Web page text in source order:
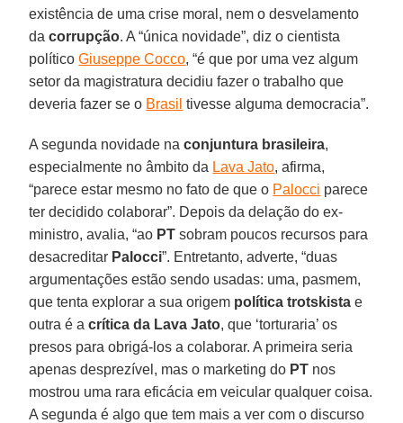
existência de uma crise moral, nem o desvelamento
dacorrupção. A “única novidade”, diz o cientista
políticoGiuseppe Cocco, “é que por uma vez algum
setor da magistratura decidiu fazer o trabalho que
deveria fazer se o Brasil tivesse alguma democracia”.
A segunda novidade naconjuntura brasileira,
especialmente no âmbito da Lava Jato, afirma,
“parece estar mesmo no fato de que o Palocci parece
ter decidido colaborar”. Depois da delação do ex-
ministro, avalia, “ao PT sobram poucos recursos para
desacreditar Palocci”. Entretanto, adverte, “duas
argumentações estão sendo usadas: uma, pasmem,
que tenta explorar a sua origem política trotskista e
outra é acrítica da Lava Jato, que ‘torturaria’ os
presos para obrigá-los a colaborar. A primeira seria
apenas desprezível, mas o marketing do PT nos
mostrou uma rara eficácia em veicular qualquer coisa.
A segunda é algo que tem mais a ver com o discurso